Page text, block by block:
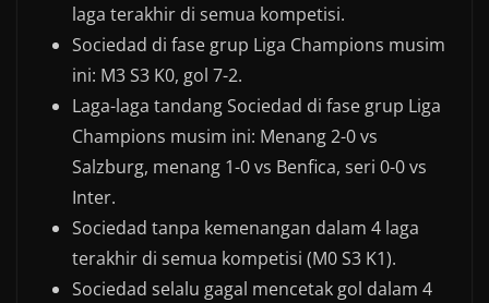
laga terakhir di semua kompetisi.
Sociedad di fase grup Liga Champions musim
ini: M3 S3 K0, gol 7-2.
Laga-laga tandang Sociedad di fase grup Liga
Champions musim ini: Menang 2-0 vs
Salzburg, menang 1-0 vs Benfica, seri 0-0 vs
Inter.
Sociedad tanpa kemenangan dalam 4 laga
terakhir di semua kompetisi (M0 S3 K1).
Sociedad selalu gagal mencetak gol dalam 4